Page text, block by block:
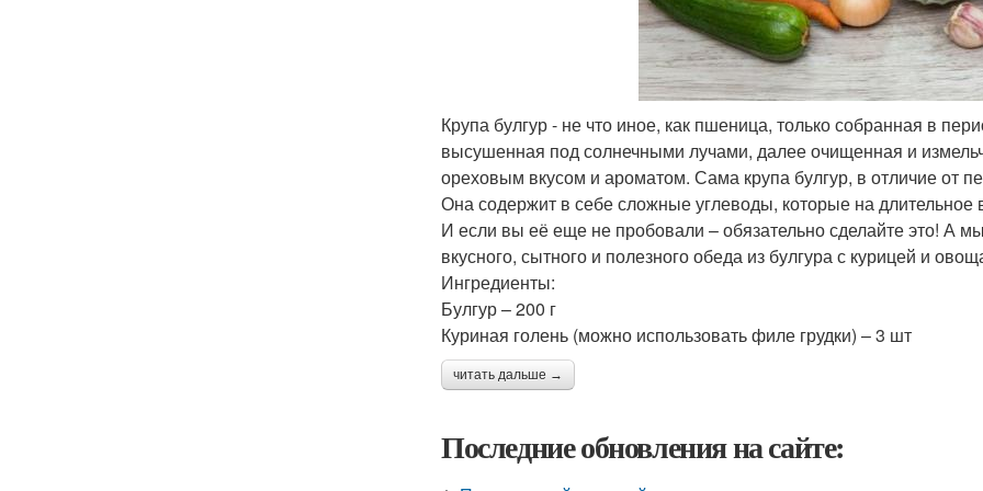
Крупа булгур - не что иное, как пшеница, только собранная в
высушенная под солнечными лучами, далее очищенная и
ореховым вкусом и ароматом. Сама крупа булгур, в отличие от
Она содержит в себе сложные углеводы, которые на
И если вы её еще не пробовали – обязательно сделайте это! А
вкусного, сытного и полезного обеда из булгура с курицей и
Ингредиенты:
Булгур – 200 г
Куриная голень (можно использовать филе грудки) – 3 шт
читать дальше →
Последние обновления на сайте: